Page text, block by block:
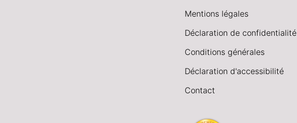
Mentions légales
Déclaration de confidentialité
Conditions générales
Déclaration d'accessibilité
Contact